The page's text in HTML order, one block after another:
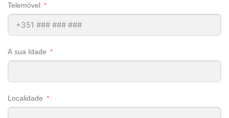
Telemóvel
A sua Idade
Localidade